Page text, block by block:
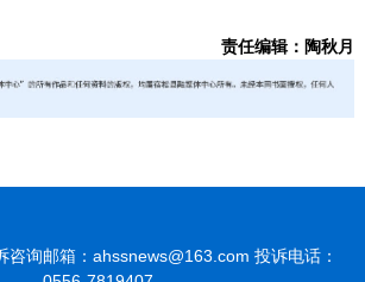
责任编辑：陶秋月
咨询邮箱：ahssnews@163.com 投诉电话：